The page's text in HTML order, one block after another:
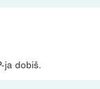
ja dobiš.